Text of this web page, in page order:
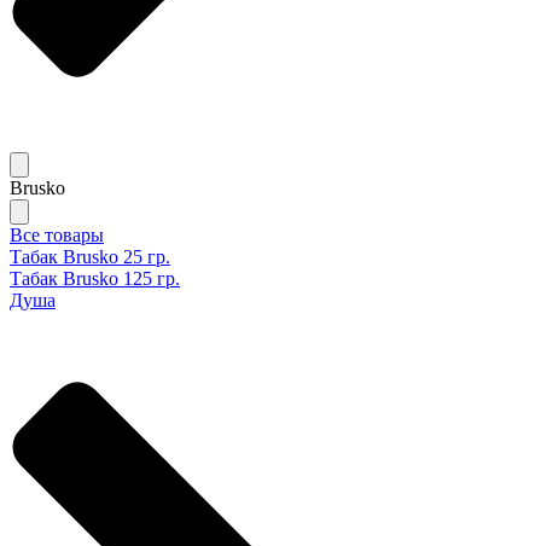
Brusko
Все товары
Табак Brusko 25 гр.
Табак Brusko 125 гр.
Душа